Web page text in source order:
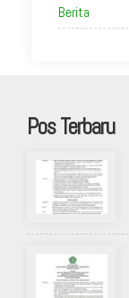
Berita
Pos Terbaru